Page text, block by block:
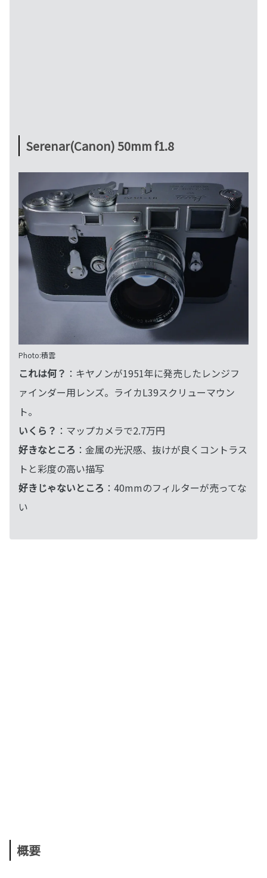
Serenar(Canon) 50mm f1.8
Photo:積雲
これは何？ ：キヤノンが1951年に発売したレンジフ
ァインダー用レンズ。ライカL39スクリューマウン
ト。
いくら？ ：マップカメラで2.7万円
好きなところ ：金属の光沢感、抜けが良くコントラス
トと彩度の高い描写
好きじゃないところ ：40mmのフィルターが売ってな
い
概要